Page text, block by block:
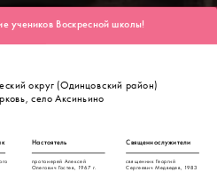
учеников Воскресной школы!
округ (Одинцовский район)
село Аксиньино
Настоятель Священнослужители
протоиерей Алексей
Олегович Гостев, 1967 г.
священник Георгий
Сергеевич Медведев, 1983